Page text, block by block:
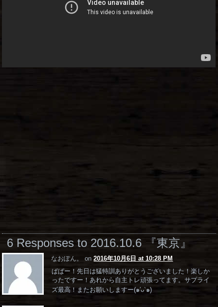
6 Responses to 2016.10.6 『東京』
なおぽん。 on2016年10月6日 at 10:28 PM
ぱぱー！先日は猛特訓ありがとうございました！楽しか
ったですー！あれから自主トレ頑張ってます。サプライ
ズ最高！またお願いしますー(๑′ᴗ‵๑)